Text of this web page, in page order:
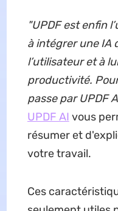
"UPDF est enfin
à intégrer une IA
l’utilisateur et à
productivité.
passe par UPDF
UPDF AI vous
résumer et
votre travail.
Ces